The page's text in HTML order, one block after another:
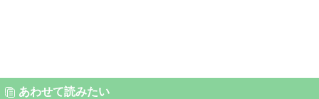
あわせて読みたい